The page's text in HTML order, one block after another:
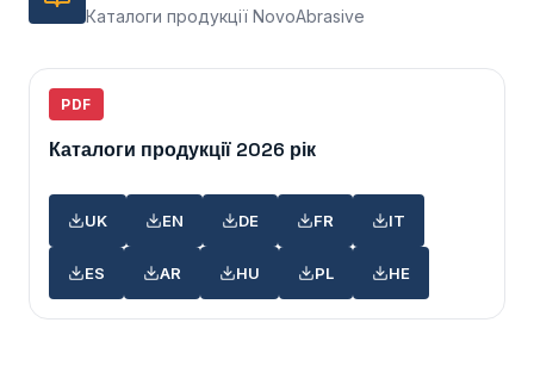
Каталоги продукції NovoAbrasive
PDF
Каталоги продукції 2026 рік
UK EN DE FR IT
ES AR HU PL HE